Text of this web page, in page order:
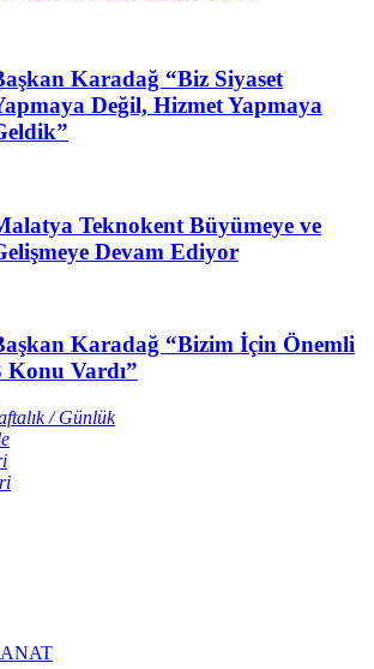
Karadağ “Biz Siyaset
Değil, Hizmet Yapmaya
Teknokent Büyümeye ve
Devam Ediyor
Karadağ “Bizim İçin Önemli
Konu Vardı”
/ Günlük